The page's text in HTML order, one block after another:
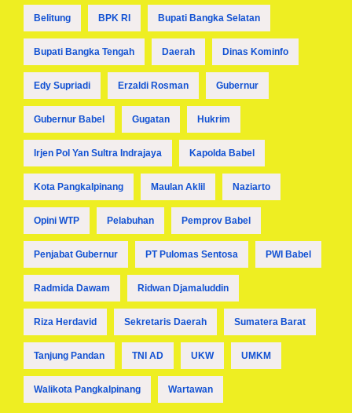
Belitung BPK RI Bupati Bangka Selatan
Bupati Bangka Tengah Daerah Dinas Kominfo
Edy Supriadi Erzaldi Rosman Gubernur
Gubernur Babel Gugatan Hukrim
Irjen Pol Yan Sultra Indrajaya Kapolda Babel
Kota Pangkalpinang Maulan Aklil Naziarto
Opini WTP Pelabuhan Pemprov Babel
Penjabat Gubernur PT Pulomas Sentosa PWI Babel
Radmida Dawam Ridwan Djamaluddin
Riza Herdavid Sekretaris Daerah Sumatera Barat
Tanjung Pandan TNI AD UKW UMKM
Walikota Pangkalpinang Wartawan